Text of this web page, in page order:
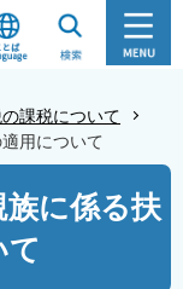
課税について
用について
族に係る扶
て